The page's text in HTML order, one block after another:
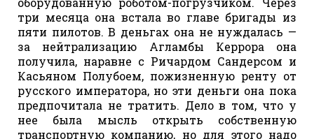
три месяца она встала во главе бригады из
пяти пилотов. В деньгах она не нуждалась —
за нейтрализацию Агламбы Керрора она
получила, наравне с Ричардом Сандерсом и
Касьяном Полубоем, пожизненную ренту от
русского императора, но эти деньги она пока
предпочитала не тратить. Дело в том, что у
нее была мысль открыть собственную
транспортную компанию, но для этого надо